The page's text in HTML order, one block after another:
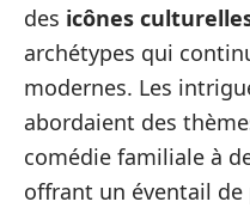
des icônes
archétypes qui
modernes. Les
abordaient des
comédie familiale à
offrant un éventail de